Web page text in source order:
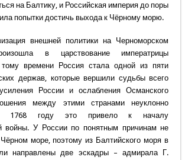
на Балтику, и Российская империя до поры
попытки достичь выхода к Чёрному морю.
внешней политики на Черноморском
в царствование императрицы
времени Россия стала одной из пяти
держав, которые вершили судьбы всего
России и ослабления Османского
между этими странами неуклонно
в 1768 году это привело к началу
войны. У России по понятным причинам не
море, поэтому из Балтийского моря в
направлены две эскадры – адмирала Г.